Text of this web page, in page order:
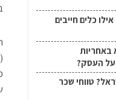
כלים חייבים
באחריות
על העסק?
טווחי שכר
(Data Validation)